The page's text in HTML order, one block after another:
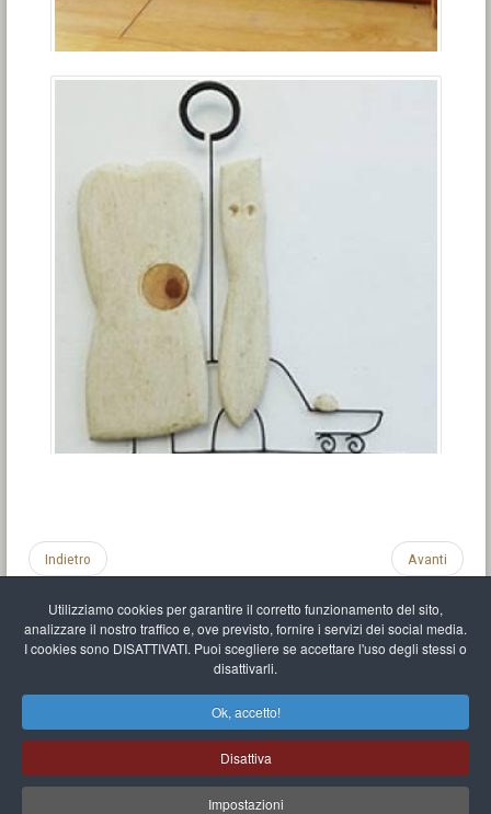
Utilizziamo cookies per garantire il corretto funzionamento del sito,
analizzare il nostro traffico e, ove previsto, fornire i servizi dei social media.
I cookies sono DISATTIVATI. Puoi scegliere se accettare l'uso degli stessi o
disattivarli.
Ok, accetto!
Disattiva
Impostazioni
Indietro Avanti
Mappa del sito
Mr Balthasar Brennenstuhl
Artista scultore e pittore
Quai Séverine Résidence Navy Club / 17 83430 Saint-Mandrier-sur-Mer,Provence-
Alpes-Côte d'Azur-France